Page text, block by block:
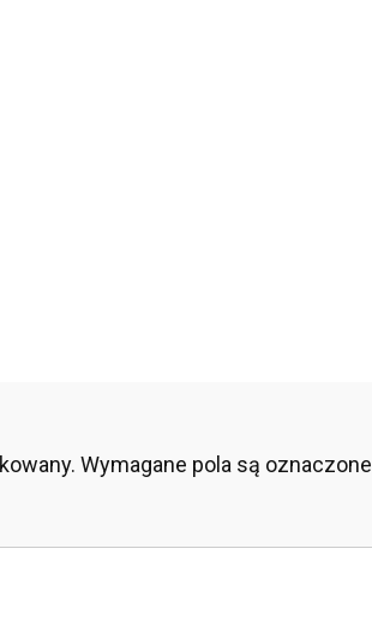
Wymagane pola są oznaczone